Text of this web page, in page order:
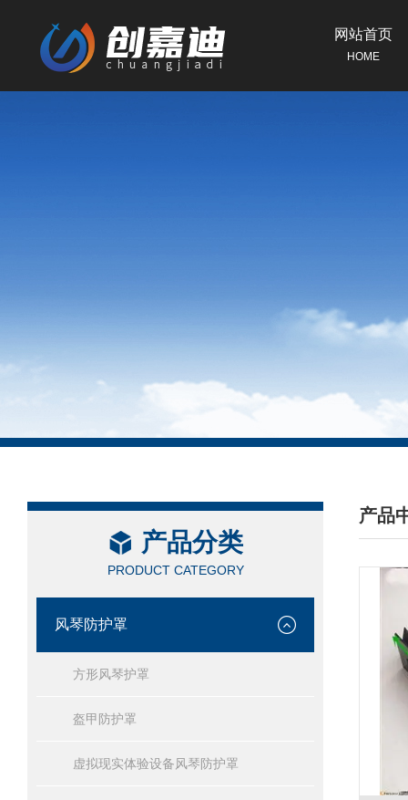
网站首页
HOME
产品分类
PRODUCT CATEGORY
风琴防护罩
方形风琴护罩
盔甲防护罩
虚拟现实体验设备风琴防护罩
产品
/